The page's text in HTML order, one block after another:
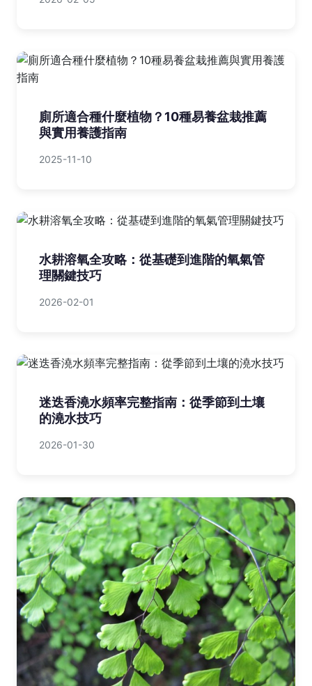
廁所適合種什麼植物？10種易養盆栽推薦
與實用養護指南
2025-11-10
水耕溶氧全攻略：從基礎到進階的氧氣管
理關鍵技巧
2026-02-01
迷迭香澆水頻率完整指南：從季節到土壤
的澆水技巧
2026-01-30